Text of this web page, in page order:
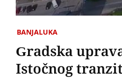
BANJALUKA
Gradska
Istočnog